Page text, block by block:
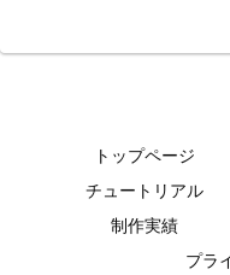
トップページ
チュートリアル
制作実績
プラ